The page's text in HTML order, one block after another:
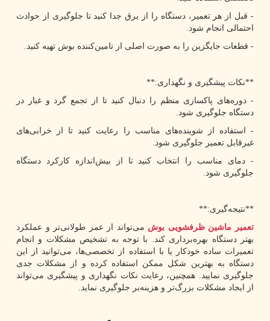
- قبل از هر تعمیر، دستگاه را از برق جدا کنید تا جلوگیری از حوادث
احتمالی انجام شود.
- قطعات جایگزین را به صورت اصلی از تامین‌کننده بوش تهیه کنید.
**نکات پیشگیری و نگهداری:**
- دوره‌های پاکسازی منظم را دنبال کنید تا از تجمع گرد و غبار در
دستگاه جلوگیری شود.
- استفاده از شوینده‌های مناسب را رعایت کنید تا از خرابی‌های
غیرقابل تعمیر جلوگیری شود.
- دمای مناسب را انتخاب کنید تا از بیش‌اندازه کارکرد دستگاه
جلوگیری شود.
**نتیجه‌گیری:**
تعمیر ماشین ظرفشویی بوش می‌تواند از عمر طولانی‌تر و عملکرد
بهتر دستگاه بهره‌برداری کند. با توجه به تشخیص مشکلات و انجام
تعمیرات ساده خودکار یا با استفاده از تخصصی‌ها، می‌توانید از این
دستگاه به بهترین شکل ممکن استفاده کرده و از مشکلات جدی
جلوگیری نمایید. همچنین، رعایت نکات نگهداری و پیشگیری می‌تواند
از ایجاد مشکلات بزرگ‌تر و هزینه‌بر جلوگیری نماید.